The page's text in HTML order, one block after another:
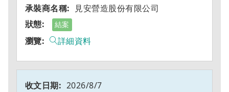
見安營造股份有限公司
結案
詳細資料
2026/8/7